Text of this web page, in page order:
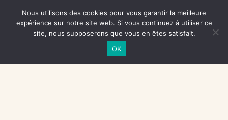
NOS SOUTIENS
CENTRE NATIONAL DU LIVRE
Nous utilisons des cookies pour vous garantir la meilleure
expérience sur notre site web. Si vous continuez à utiliser ce
site, nous supposerons que vous en êtes satisfait.
OK